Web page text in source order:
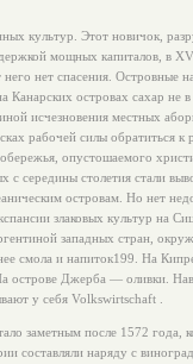
культур. Этот новичок,
мощных капиталов, в
нет спасения. Островные
Ка­нарских островах сахар не
исчезновения местных
рабочей силы обратиться к
опустошаемого
с середины столетия стали
островам. Но нет
злаковых культур на
западных стран,
смола и на­питок199. На
острове Джерба — оливки.
у себя Volkswirtschaft .
заметным после 1572 года,
составляли наряду с